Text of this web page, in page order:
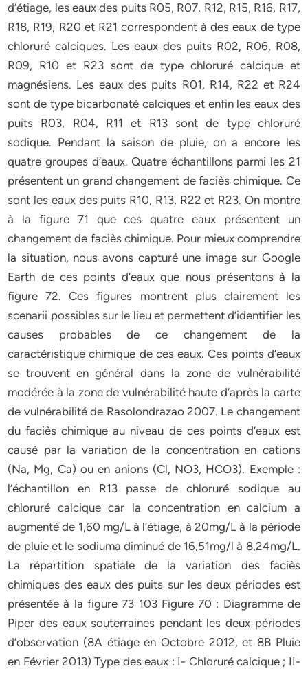
d’étiage, les eaux des puits R05, R07, R12, R15, R16, R17,
R18, R19, R20 et R21 correspondent à des eaux de type
chloruré calciques. Les eaux des puits R02, R06, R08,
R09, R10 et R23 sont de type chloruré calcique et
magnésiens. Les eaux des puits R01, R14, R22 et R24
sont de type bicarbonaté calciques et enfin les eaux des
puits R03, R04, R11 et R13 sont de type chloruré
sodique. Pendant la saison de pluie, on a encore les
quatre groupes d’eaux. Quatre échantillons parmi les 21
présentent un grand changement de faciès chimique. Ce
sont les eaux des puits R10, R13, R22 et R23. On montre
à la figure 71 que ces quatre eaux présentent un
changement de faciès chimique. Pour mieux comprendre
la situation, nous avons capturé une image sur Google
Earth de ces points d’eaux que nous présentons à la
figure 72. Ces figures montrent plus clairement les
scenarii possibles sur le lieu et permettent d’identifier les
causes probables de ce changement de la
caractéristique chimique de ces eaux. Ces points d’eaux
se trouvent en général dans la zone de vulnérabilité
modérée à la zone de vulnérabilité haute d’après la carte
de vulnérabilité de Rasolondrazao 2007. Le changement
du faciès chimique au niveau de ces points d’eaux est
causé par la variation de la concentration en cations
(Na, Mg, Ca) ou en anions (Cl, NO3, HCO3). Exemple :
l’échantillon en R13 passe de chloruré sodique au
chloruré calcique car la concentration en calcium a
augmenté de 1,60 mg/L à l’étiage, à 20mg/L à la période
de pluie et le sodiuma diminué de 16,51mg/l à 8,24mg/L.
La répartition spatiale de la variation des faciès
chimiques des eaux des puits sur les deux périodes est
présentée à la figure 73 103 Figure 70 : Diagramme de
Piper des eaux souterraines pendant les deux périodes
d’observation (8A étiage en Octobre 2012, et 8B Pluie
en Février 2013) Type des eaux : I- Chloruré calcique ; II-